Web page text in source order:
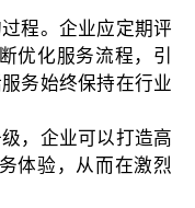
程。企业应定期评
优化服务流程，引
务始终保持在行业
，企业可以打造高
体验，从而在激烈